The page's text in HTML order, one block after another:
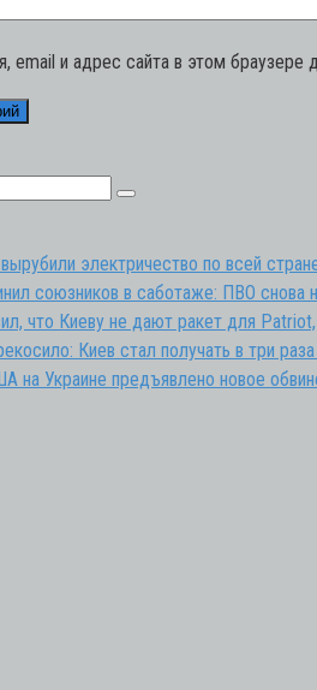
email и адрес сайта в этом
электричество по всей
союзников в саботаже: ПВО снова
что Киеву не дают ракет для
Киев стал получать в три
на Украине предъявлено новое